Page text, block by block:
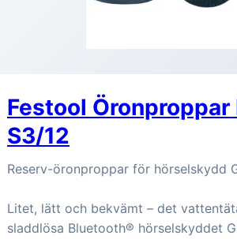
Festool Öronproppar
S3/12
Reserv-öronproppar för hörselskydd
Litet, lätt och bekvämt – det
sladdlösa Bluetooth® hörselskyddet